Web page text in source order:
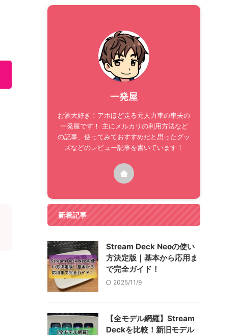
一発屋
お酒大好き！アホほど走る元人力車の車夫の
一発屋です！ 主にメルカリの利用方法など
の記事、使ってみておすすめだと思ったグッ
ズなどのレビュー記事を書いています！
新着記事
Stream Deck Neoの使い
方決定版｜基本から応用ま
で完全ガイド！
2025/11/9
【全モデル網羅】Stream
Deckを比較！新旧モデル